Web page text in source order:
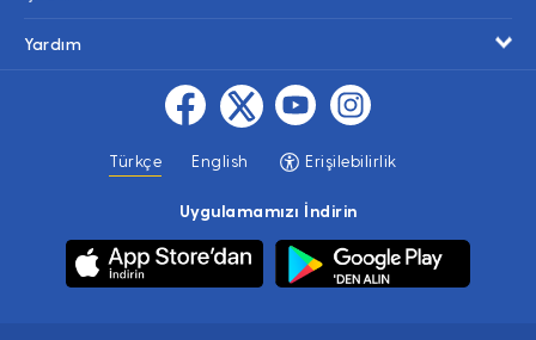
Yardım
Türkçe English Erişilebilirlik
Uygulamamızı İndirin